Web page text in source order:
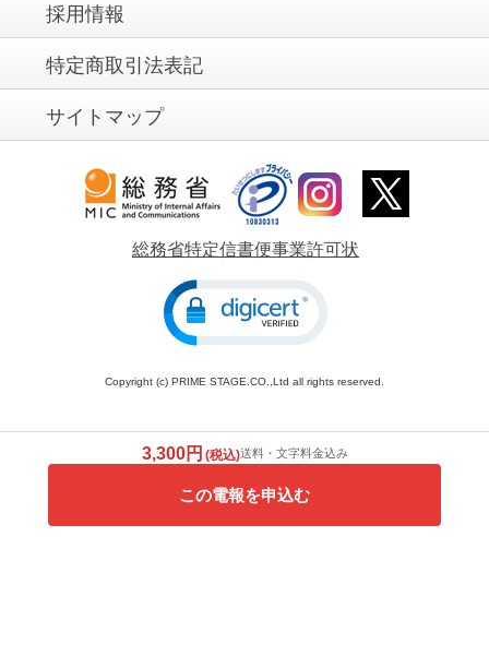
採用情報
特定商取引法表記
サイトマップ
総務省特定信書便事業許可状
Copyright (c) PRIME STAGE.CO.,Ltd all rights reserved.
3,300円 (税込)送料・文字料金込み
この電報を申込む